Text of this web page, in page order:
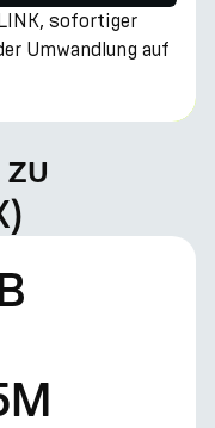
sofortiger
Umwandlung auf